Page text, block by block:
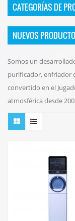
CATEGORÍAS DE
NUEVOS
Somos un
purificador, enfriador
convertido en el
atmosférica desde